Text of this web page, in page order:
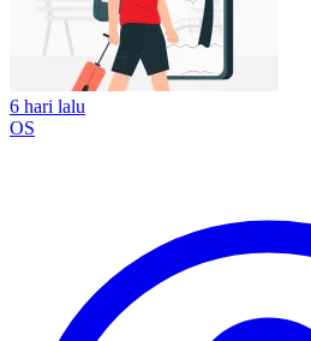
6 hari lalu
OS